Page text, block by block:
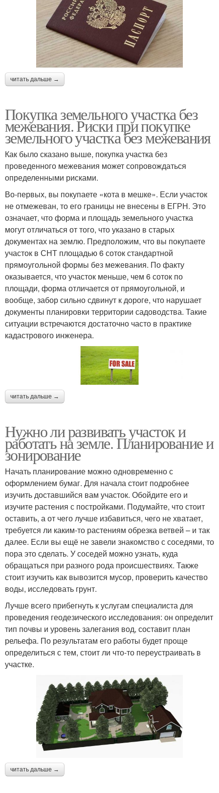
читать дальше →
Покупка земельного участка без
межевания. Риски при покупке
земельного участка без межевания
Как было сказано выше, покупка участка без
проведенного межевания может сопровождаться
определенными рисками.
Во-первых, вы покупаете «кота в мешке». Если участок
не отмежеван, то его границы не внесены в ЕГРН. Это
означает, что форма и площадь земельного участка
могут отличаться от того, что указано в старых
документах на землю. Предположим, что вы покупаете
участок в СНТ площадью 6 соток стандартной
прямоугольной формы без межевания. По факту
оказывается, что участок меньше, чем 6 соток по
площади, форма отличается от прямоугольной, и
вообще, забор сильно сдвинут к дороге, что нарушает
документы планировки территории садоводства. Такие
ситуации встречаются достаточно часто в практике
кадастрового инженера.
читать дальше →
Нужно ли развивать участок и
работать на земле. Планирование и
зонирование
Начать планирование можно одновременно с
оформлением бумаг. Для начала стоит подробнее
изучить доставшийся вам участок. Обойдите его и
изучите растения с постройками. Подумайте, что стоит
оставить, а от чего лучше избавиться, чего не хватает,
требуется ли каким-то растениям обрезка ветвей – и так
далее. Если вы ещё не завели знакомство с соседями, то
пора это сделать. У соседей можно узнать, куда
обращаться при разного рода происшествиях. Также
стоит изучить как вывозится мусор, проверить качество
воды, исследовать грунт.
Лучше всего прибегнуть к услугам специалиста для
проведения геодезического исследования: он определит
тип почвы и уровень залегания вод, составит план
рельефа. По результатам его работы будет проще
определиться с тем, стоит ли что-то переустраивать в
участке.
читать дальше →